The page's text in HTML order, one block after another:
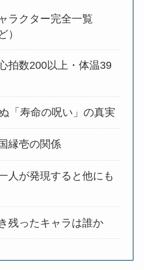
ラクター完全一覧
）
拍数200以上・体温39
「寿命の呪い」の真実
縁壱の関係
人が発現すると他にも
残ったキャラは誰か